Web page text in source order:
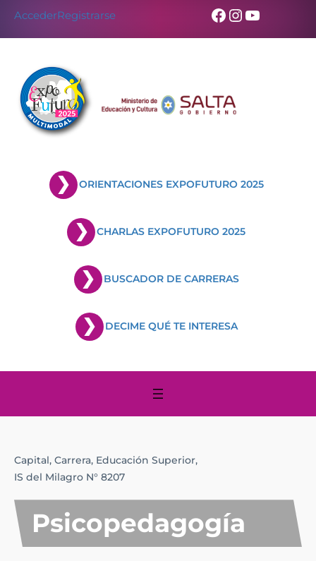
AccederRegistrarse Facebook
Instagram
YouTube
ORIENTACIONES EXPOFUTURO 2025
CHARLAS EXPOFUTURO 2025
BUSCADOR DE CARRERAS
DECIME QUÉ TE INTERESA
Capital, Carrera, Educación Superior,
IS del Milagro N° 8207
Psicopedagogía